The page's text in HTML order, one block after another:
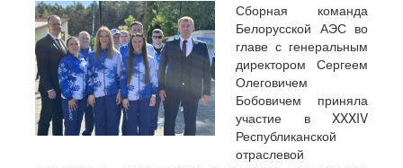
Сборная команда
Белорусской АЭС во
главе с генеральным
директором Сергеем
Олеговичем
Бобовичем приняла
участие в XXXIV
Республиканской
отраслевой